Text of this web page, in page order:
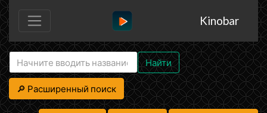
Kinobar
Найти
🔎 Расширенный поиск